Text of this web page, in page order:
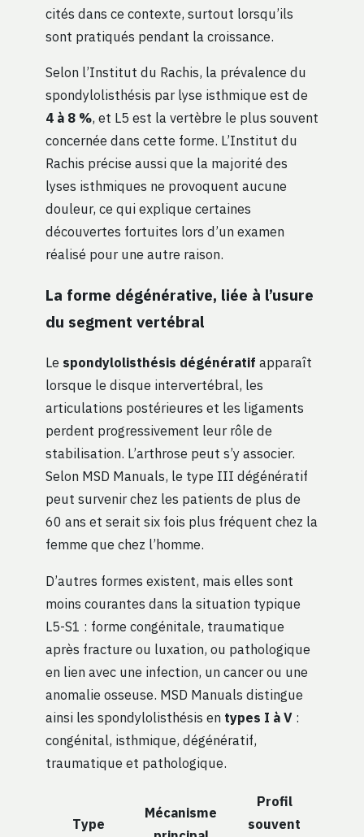
cités dans ce contexte, surtout lorsqu’ils
sont pratiqués pendant la croissance.
Selon l’Institut du Rachis, la prévalence du
spondylolisthésis par lyse isthmique est de
4 à 8 %, et L5 est la vertèbre le plus souvent
concernée dans cette forme. L’Institut du
Rachis précise aussi que la majorité des
lyses isthmiques ne provoquent aucune
douleur, ce qui explique certaines
découvertes fortuites lors d’un examen
réalisé pour une autre raison.
La forme dégénérative, liée à l’usure
du segment vertébral
Le spondylolisthésis dégénératif apparaît
lorsque le disque intervertébral, les
articulations postérieures et les ligaments
perdent progressivement leur rôle de
stabilisation. L’arthrose peut s’y associer.
Selon MSD Manuals, le type III dégénératif
peut survenir chez les patients de plus de
60 ans et serait six fois plus fréquent chez la
femme que chez l’homme.
D’autres formes existent, mais elles sont
moins courantes dans la situation typique
L5-S1 : forme congénitale, traumatique
après fracture ou luxation, ou pathologique
en lien avec une infection, un cancer ou une
anomalie osseuse. MSD Manuals distingue
ainsi les spondylolisthésis en types I à V :
congénital, isthmique, dégénératif,
traumatique et pathologique.
Type
Mécanisme
Profil
souvent